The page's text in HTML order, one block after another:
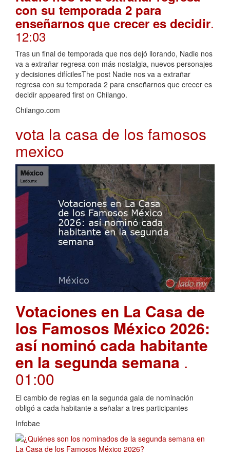
con su temporada 2 para
enseñarnos que crecer es decidir.
12:03
Tras un final de temporada que nos dejó llorando, Nadie nos
va a extrañar regresa con más nostalgia, nuevos personajes
y decisiones difícilesThe post Nadie nos va a extrañar
regresa con su temporada 2 para enseñarnos que crecer es
decidir appeared first on Chilango.
Chilango.com
vota la casa de los famosos
mexico
Votaciones en La Casa de
los Famosos México 2026:
así nominó cada habitante
en la segunda semana .
01:00
El cambio de reglas en la segunda gala de nominación
obligó a cada habitante a señalar a tres participantes
Infobae